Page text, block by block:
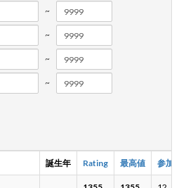
~
~
~
~
誕生年 Rating 最高値 参加数